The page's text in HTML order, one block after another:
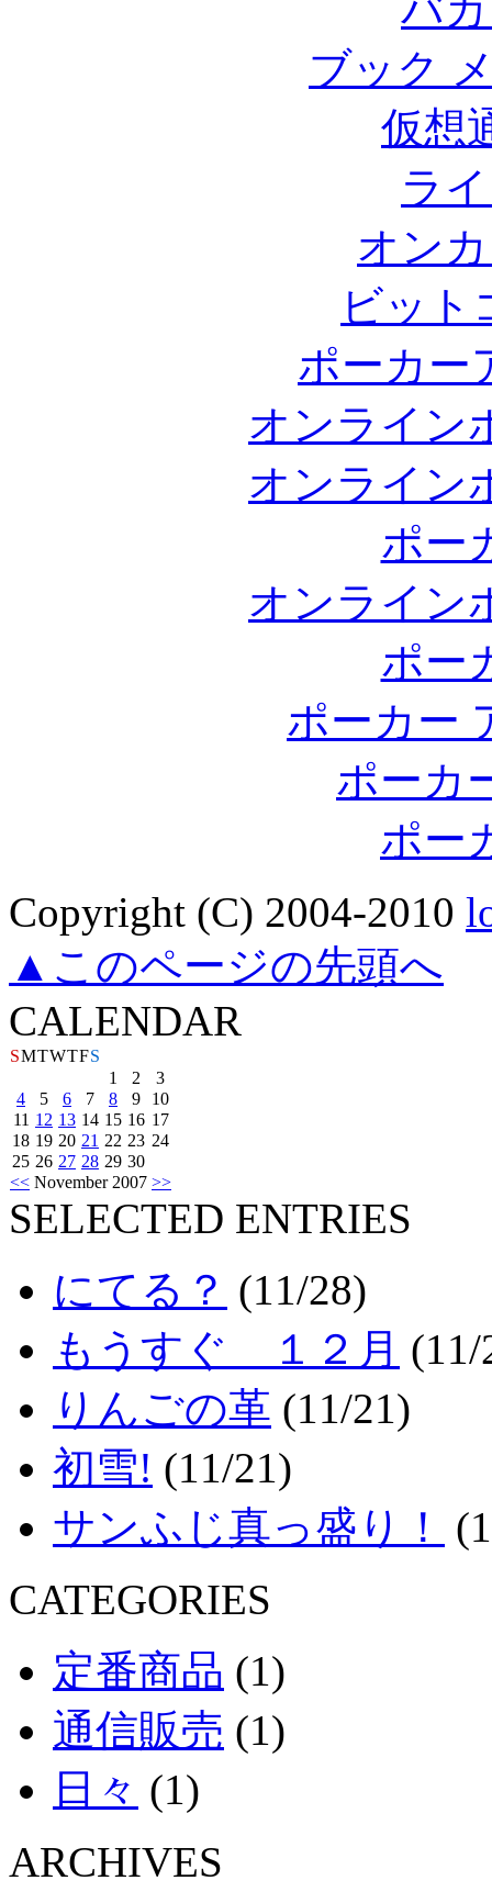
ブック
仮想
ラ
オン
ビット
ポーカー
オンライン
オンライン
ポー
オンライン
ポー
ポーカー
ポーカ
ポー
Copyright (C) 2004-2010
▲このページの先頭へ
CALENDAR
SMTWTFS
1
2
3
4
5 6 7 8 9
10
11 12 13 14 15 16 17
18 19 20 21 22 23 24
25 26 27 28 29 30
<< November 2007 >>
SELECTED ENTRIES
にてる？ (11/28)
もうすぐ １２月 (11/
りんごの革 (11/21)
初雪! (11/21)
サンふじ真っ盛り！
CATEGORIES
定番商品 (1)
通信販売 (1)
日々 (1)
ARCHIVES